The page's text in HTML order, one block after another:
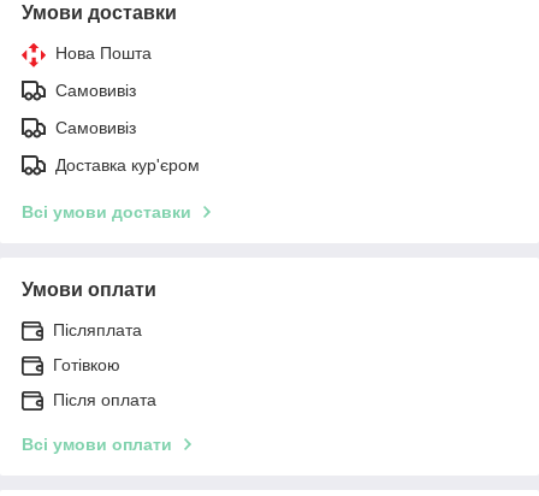
Умови доставки
Нова Пошта
Самовивіз
Самовивіз
Доставка кур'єром
Всі умови доставки
Умови оплати
Післяплата
Готівкою
Після оплата
Всі умови оплати